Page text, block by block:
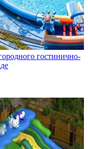
гостинично-